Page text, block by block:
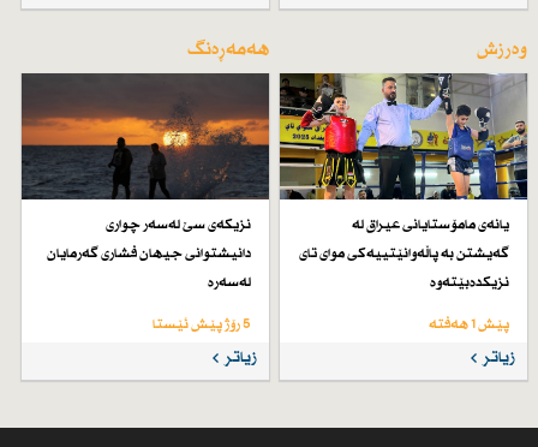
وەرزش
یانەی مامۆستایانی عیراق لە
گەیشتن بە پاڵەوانێتییەكی موای تای
نزیكدەبێتەوە
پێش 1 هەفتە
زیاتر
هەمەڕەنگ
نزیكەی سێ لەسەر چواری
دانیشتوانی جیهان فشاری گەرمایان
لەسەرە
5 رۆژ پێش ئێستا
زیاتر